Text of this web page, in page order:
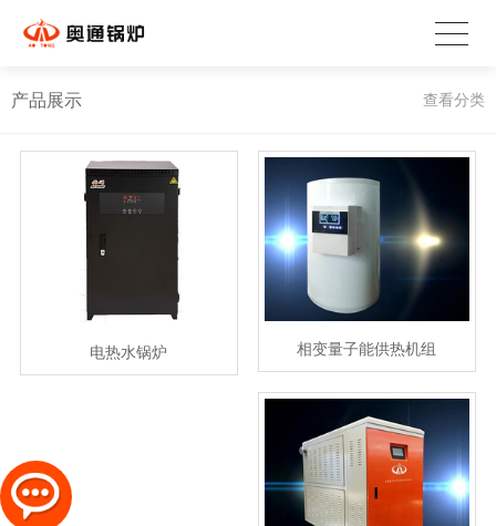
产品展示 查看分类
电热水锅炉 相变量子能供热机组